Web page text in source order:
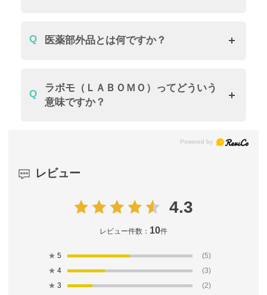
医薬部外品とは何ですか？
ラボモ（ＬＡＢＯＭＯ）ってどういう
意味ですか？
レビュー
4.3
レビュー件数： 10件
★ 5
(5)
★ 4
(3)
★ 3
(2)